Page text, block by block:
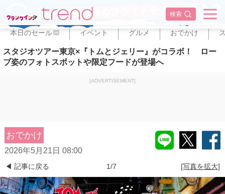
検索
✕
本日のセール PR イベント グルメ おでかけ
スタジオツアー東京×『トムとジェリー』がコラボ！ ロー
ブ姿のフォトスポットや限定フードが登場へ
[ADVERTISEMENT]
おでかけ
2026年5月21日 08:00
◀ 記事に戻る 1/7 [写真を拡大]